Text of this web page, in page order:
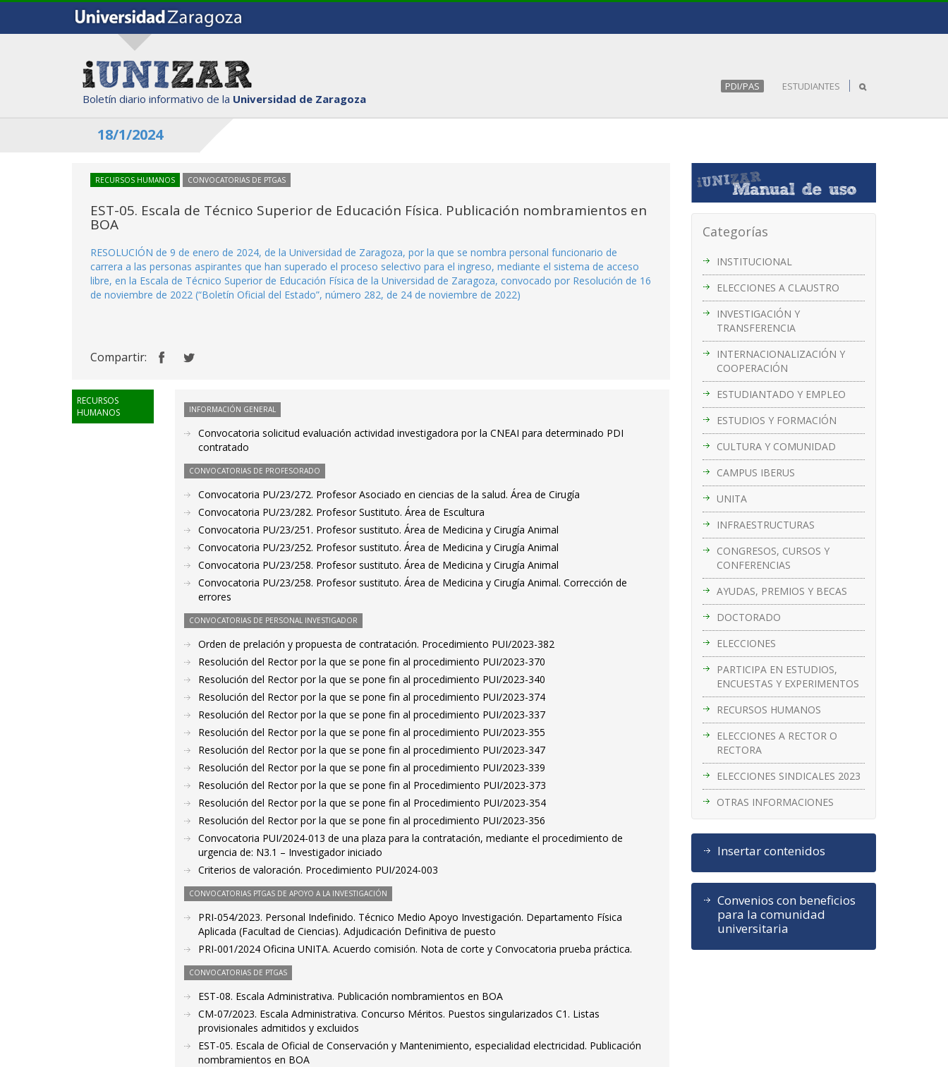
Boletín diario informativo de la Universidad de Zaragoza
PDI/PAS ESTUDIANTES
18/1/2024
Categorías
INSTITUCIONAL
ELECCIONES A CLAUSTRO
INVESTIGACIÓN Y
TRANSFERENCIA
INTERNACIONALIZACIÓN Y
COOPERACIÓN
ESTUDIANTADO Y EMPLEO
ESTUDIOS Y FORMACIÓN
CULTURA Y COMUNIDAD
CAMPUS IBERUS
UNITA
INFRAESTRUCTURAS
CONGRESOS, CURSOS Y
CONFERENCIAS
AYUDAS, PREMIOS Y BECAS
DOCTORADO
ELECCIONES
PARTICIPA EN ESTUDIOS,
ENCUESTAS Y EXPERIMENTOS
RECURSOS HUMANOS
ELECCIONES A RECTOR O
RECTORA
ELECCIONES SINDICALES 2023
OTRAS INFORMACIONES
Insertar contenidos
Convenios con beneficios
para la comunidad
universitaria
RECURSOS HUMANOS CONVOCATORIAS DE PTGAS
EST-05. Escala de Técnico Superior de Educación Física. Publicación nombramientos en
BOA
RESOLUCIÓN de 9 de enero de 2024, de la Universidad de Zaragoza, por la que se nombra personal funcionario de
carrera a las personas aspirantes que han superado el proceso selectivo para el ingreso, mediante el sistema de acceso
libre, en la Escala de Técnico Superior de Educación Física de la Universidad de Zaragoza, convocado por Resolución de 16
de noviembre de 2022 (“Boletín Oficial del Estado”, número 282, de 24 de noviembre de 2022)
Compartir:
RECURSOS
HUMANOS
INFORMACIÓN GENERAL
Convocatoria solicitud evaluación actividad investigadora por la CNEAI para determinado PDI
contratado
CONVOCATORIAS DE PROFESORADO
Convocatoria PU/23/272. Profesor Asociado en ciencias de la salud. Área de Cirugía
Convocatoria PU/23/282. Profesor Sustituto. Área de Escultura
Convocatoria PU/23/251. Profesor sustituto. Área de Medicina y Cirugía Animal
Convocatoria PU/23/252. Profesor sustituto. Área de Medicina y Cirugía Animal
Convocatoria PU/23/258. Profesor sustituto. Área de Medicina y Cirugía Animal
Convocatoria PU/23/258. Profesor sustituto. Área de Medicina y Cirugía Animal. Corrección de
errores
CONVOCATORIAS DE PERSONAL INVESTIGADOR
Orden de prelación y propuesta de contratación. Procedimiento PUI/2023-382
Resolución del Rector por la que se pone fin al procedimiento PUI/2023-370
Resolución del Rector por la que se pone fin al procedimiento PUI/2023-340
Resolución del Rector por la que se pone fin al procedimiento PUI/2023-374
Resolución del Rector por la que se pone fin al procedimiento PUI/2023-337
Resolución del Rector por la que se pone fin al procedimiento PUI/2023-355
Resolución del Rector por la que se pone fin al procedimiento PUI/2023-347
Resolución del Rector por la que se pone fin al procedimiento PUI/2023-339
Resolución del Rector por la que se pone fin al Procedimiento PUI/2023-373
Resolución del Rector por la que se pone fin al Procedimiento PUI/2023-354
Resolución del Rector por la que se pone fin al procedimiento PUI/2023-356
Convocatoria PUI/2024-013 de una plaza para la contratación, mediante el procedimiento de
urgencia de: N3.1 – Investigador iniciado
Criterios de valoración. Procedimiento PUI/2024-003
CONVOCATORIAS PTGAS DE APOYO A LA INVESTIGACIÓN
PRI-054/2023. Personal Indefinido. Técnico Medio Apoyo Investigación. Departamento Física
Aplicada (Facultad de Ciencias). Adjudicación Definitiva de puesto
PRI-001/2024 Oficina UNITA. Acuerdo comisión. Nota de corte y Convocatoria prueba práctica.
CONVOCATORIAS DE PTGAS
EST-08. Escala Administrativa. Publicación nombramientos en BOA
CM-07/2023. Escala Administrativa. Concurso Méritos. Puestos singularizados C1. Listas
provisionales admitidos y excluidos
EST-05. Escala de Oficial de Conservación y Mantenimiento, especialidad electricidad. Publicación
nombramientos en BOA